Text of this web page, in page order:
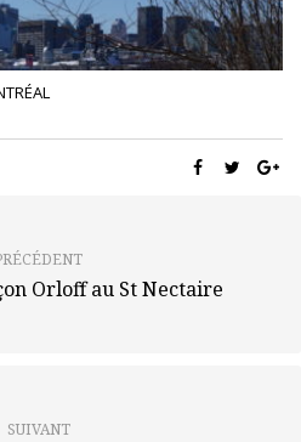
Orloff au St Nectaire
SUIVANT